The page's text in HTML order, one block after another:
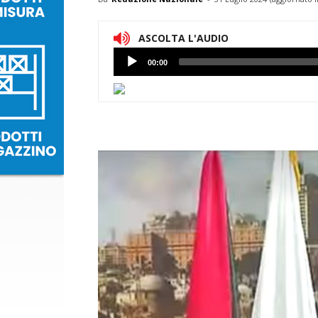
ASCOLTA L'AUDIO
Lettore
Audio
00:00